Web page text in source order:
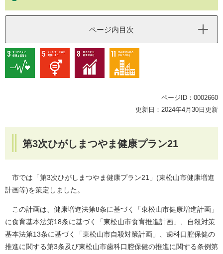
ページ内目次
ページID：0002660
更新日：2024年4月30日更新
第3次ひがしまつやま健康プラン21
市では「第3次ひがしまつやま健康プラン21」(東松山市健康増進
計画等)を策定しました。
この計画は、健康増進法第8条に基づく「東松山市健康増進計画」
に食育基本法第18条に基づく「東松山市食育推進計画」、自殺対策
基本法第13条に基づく「東松山市自殺対策計画」、歯科口腔保健の
推進に関する第3条及び東松山市歯科口腔保健の推進に関する条例第